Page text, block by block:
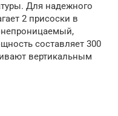
Для надежного
2 присоски в
составляет 300
вертикальным